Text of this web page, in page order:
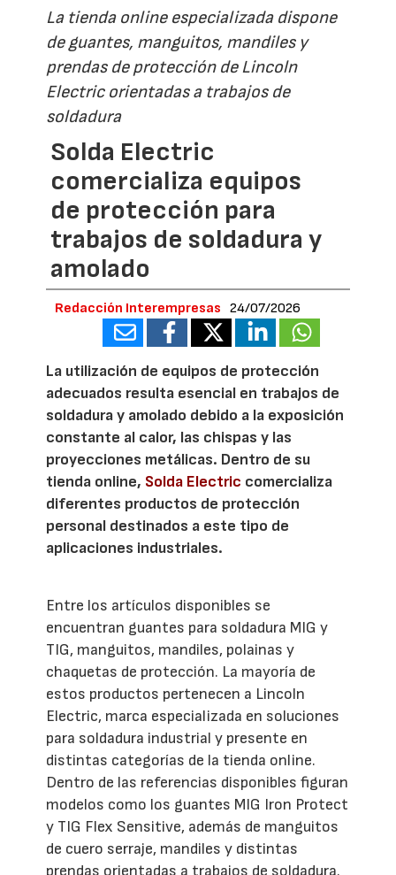
La tienda online especializada dispone
de guantes, manguitos, mandiles y
prendas de protección de Lincoln
Electric orientadas a trabajos de
soldadura
Solda Electric
comercializa equipos
de protección para
trabajos de soldadura y
amolado
Redacción Interempresas 24/07/2026
La utilización de equipos de protección
adecuados resulta esencial en trabajos de
soldadura y amolado debido a la exposición
constante al calor, las chispas y las
proyecciones metálicas. Dentro de su
tienda online, Solda Electric comercializa
diferentes productos de protección
personal destinados a este tipo de
aplicaciones industriales.
Entre los artículos disponibles se
encuentran guantes para soldadura MIG y
TIG, manguitos, mandiles, polainas y
chaquetas de protección. La mayoría de
estos productos pertenecen a Lincoln
Electric, marca especializada en soluciones
para soldadura industrial y presente en
distintas categorías de la tienda online.
Dentro de las referencias disponibles figuran
modelos como los guantes MIG Iron Protect
y TIG Flex Sensitive, además de manguitos
de cuero serraje, mandiles y distintas
prendas orientadas a trabajos de soldadura.